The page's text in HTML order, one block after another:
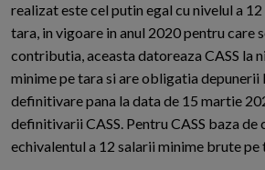
realizat este cel putin egal cu nivelul a
tara, in vigoare in anul 2020 pentru care
contributia, aceasta datoreaza CASS la
minime pe tara si are obligatia depunerii
definitivare pana la data de 15 martie
definitivarii CASS. Pentru CASS baza de
echivalentul a 12 salarii minime brute pe